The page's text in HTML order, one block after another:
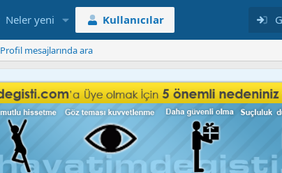
Neler yeni Kullanıcılar
Profil mesajlarında ara